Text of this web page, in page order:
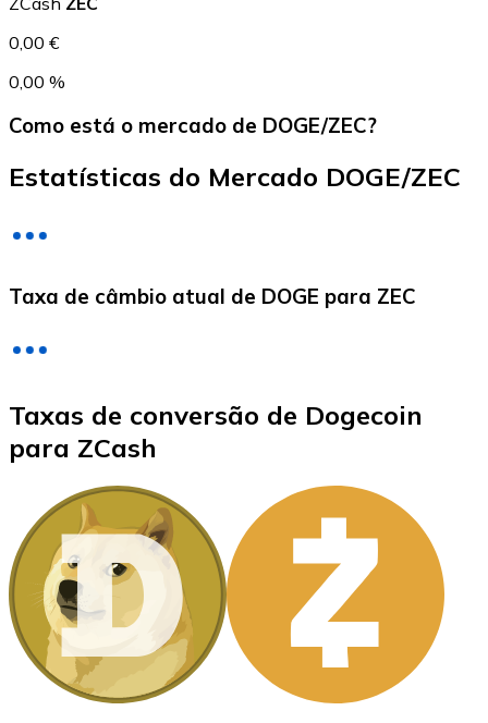
XRP
XRP
Ver tudo
0,00 €
0,00 %
Como está o mercado de DOGE/ZEC?
Estatísticas do Mercado DOGE/ZEC
Taxa de câmbio atual de DOGE para ZEC
Taxas de conversão de Dogecoin
para ZCash